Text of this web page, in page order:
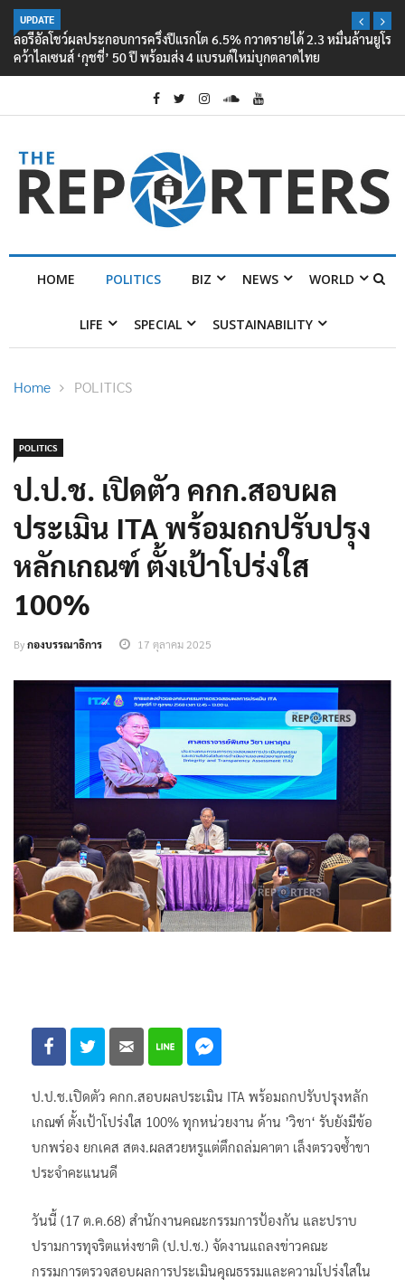
UPDATE
ลอรีอัลโชว์ผลประกอบการครึ่งปีแรกโต 6.5% กวาดรายได้ 2.3 หมื่นล้านยูโร
คว้าไลเซนส์ ‘กุชชี่’ 50 ปี พร้อมส่ง 4 แบรนด์ใหม่บุกตลาดไทย
HOME POLITICS BIZ NEWS WORLD
LIFE SPECIAL SUSTAINABILITY
Home POLITICS
POLITICS
ป.ป.ช. เปิดตัว คกก.สอบผล
ประเมิน ITA พร้อมถกปรับปรุง
หลักเกณฑ์ ตั้งเป้าโปร่งใส
100%
Byกองบรรณาธิการ 17 ตุลาคม 2025
ป.ป.ช.เปิดตัว คกก.สอบผลประเมิน ITA พร้อมถกปรับปรุงหลัก
เกณฑ์ ตั้งเป้าโปร่งใส 100% ทุกหน่วยงาน ด้าน ’วิชา‘ รับยังมีข้อ
บกพร่อง ยกเคส สตง.ผลสวยหรูแต่ตึกถล่มคาตา เล็งตรวจซ้ำขา
ประจำคะแนนดี
วันนี้ (17 ต.ค.68) สำนักงานคณะกรรมการป้องกัน และปราบ
ปรามการทุจริตแห่งชาติ (ป.ป.ช.) จัดงานแถลงข่าวคณะ
กรรมการตรวจสอบผลการประเมินคุณธรรมและความโปร่งใสใน